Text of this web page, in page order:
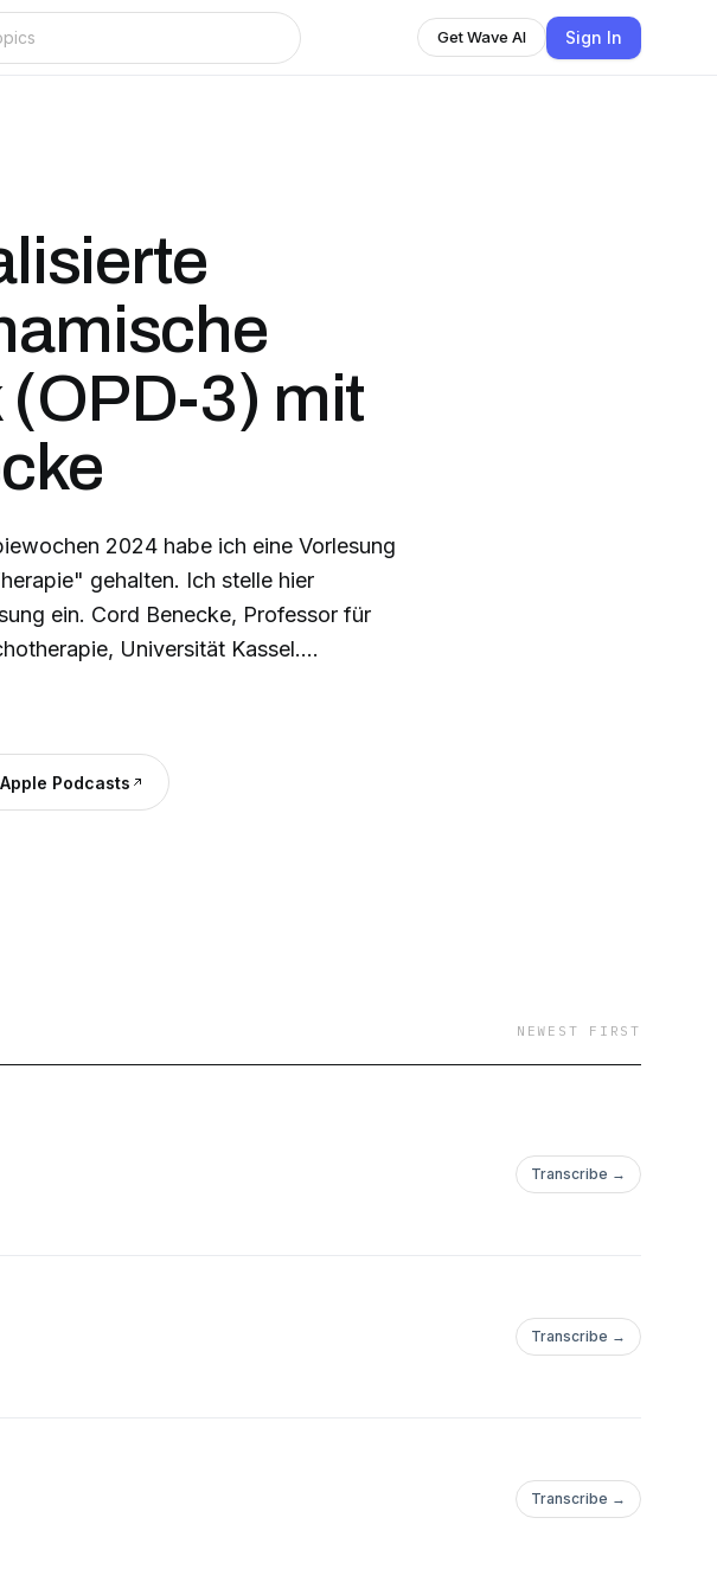
Get Wave AI Sign In
3) mit
2024 habe ich eine Vorlesung
gehalten. Ich stelle hier
Professor für
Universität Kassel.
Klinische Emotionsforschung,
Podcasts
NEWEST FIRST
Transcribe →
Transcribe →
Transcribe →